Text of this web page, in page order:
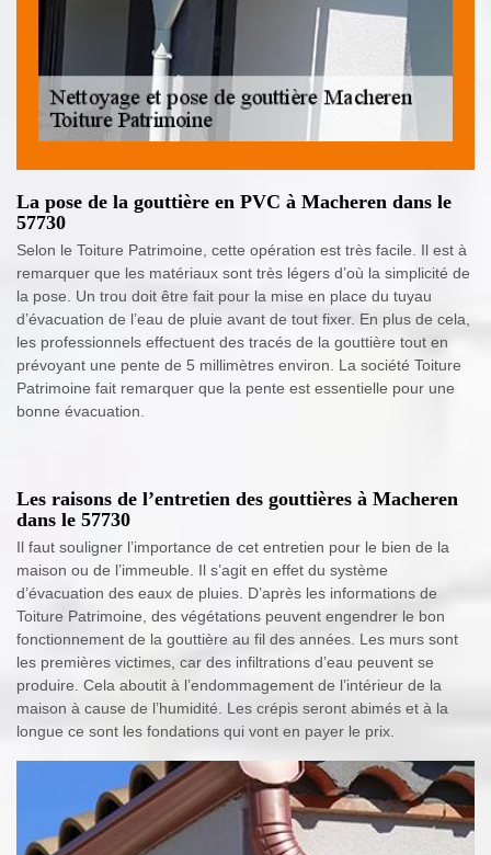
La pose de la gouttière en PVC à Macheren dans le
57730
Selon le Toiture Patrimoine, cette opération est très facile. Il est à
remarquer que les matériaux sont très légers d’où la simplicité de
la pose. Un trou doit être fait pour la mise en place du tuyau
d’évacuation de l’eau de pluie avant de tout fixer. En plus de cela,
les professionnels effectuent des tracés de la gouttière tout en
prévoyant une pente de 5 millimètres environ. La société Toiture
Patrimoine fait remarquer que la pente est essentielle pour une
bonne évacuation.
Les raisons de l’entretien des gouttières à Macheren
dans le 57730
Il faut souligner l’importance de cet entretien pour le bien de la
maison ou de l’immeuble. Il s’agit en effet du système
d’évacuation des eaux de pluies. D’après les informations de
Toiture Patrimoine, des végétations peuvent engendrer le bon
fonctionnement de la gouttière au fil des années. Les murs sont
les premières victimes, car des infiltrations d’eau peuvent se
produire. Cela aboutit à l’endommagement de l’intérieur de la
maison à cause de l’humidité. Les crépis seront abimés et à la
longue ce sont les fondations qui vont en payer le prix.